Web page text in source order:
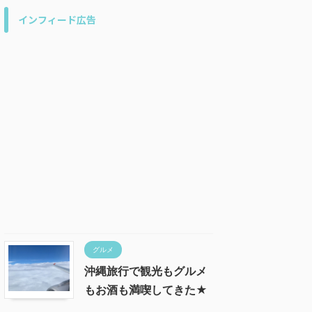
インフィード広告
グルメ
沖縄旅行で観光もグルメ
もお酒も満喫してきた★